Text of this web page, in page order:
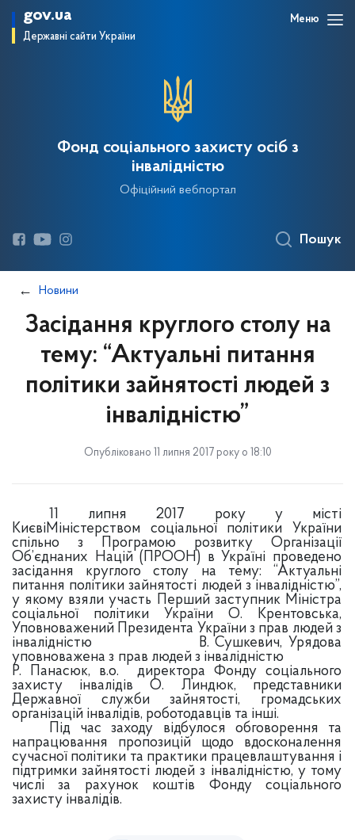
gov.ua
Державні сайти України
Меню
Фонд соціального захисту осіб з
інвалідністю
Офіційний вебпортал
Пошук
Новини
Засідання круглого столу на
тему: “Актуальні питання
політики зайнятості людей з
інвалідністю”
Опубліковано 11 липня 2017 року о 18:10
11 липня 2017 року у місті
КиєвіМіністерством соціальної політики України
спільно з Програмою розвитку Організації
Об’єднаних Націй (ПРООН) в Україні проведено
засідання круглого столу на тему: “Актуальні
питання політики зайнятості людей з інвалідністю”,
у якому взяли участь Перший заступник Міністра
соціальної політики України О. Крентовська,
Уповноважений Президента України з прав людей з
інвалідністю В. Сушкевич, Урядова
уповноважена з прав людей з інвалідністю
Р. Панасюк, в.о. директора Фонду соціального
захисту інвалідів О. Линдюк, представники
Державної служби зайнятості, громадських
організацій інвалідів, роботодавців та інші.
Під час заходу відбулося обговорення та
напрацювання пропозицій щодо вдосконалення
сучасної політики та практики працевлаштування і
підтримки зайнятості людей з інвалідністю, у тому
числі за рахунок коштів Фонду соціального
захисту інвалідів.